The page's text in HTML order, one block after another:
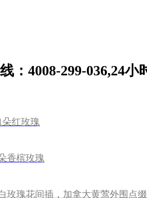
： 4008-299-036,24小
朵红玫瑰
香槟玫瑰
玫瑰花间插，加拿大黄莺外围点缀